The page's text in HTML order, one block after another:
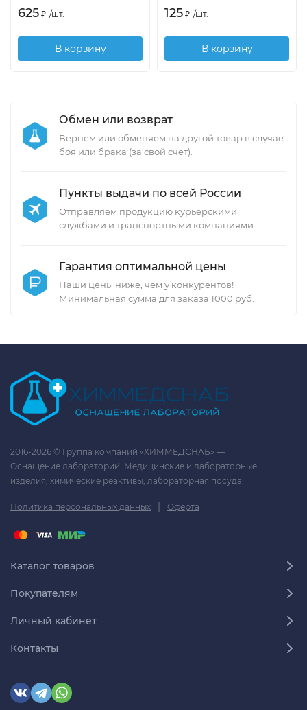
625 ₽ /шт.
В корзину
125 ₽ /шт.
В корзину
Обмен или возврат
Вернем или обменяем на другой товар в случае
боя или брака (за свой счет).
Пункты выдачи по всей России
Отправляем продукцию курьерскими
службами и транспортными компаниями.
Гарантия оптимальной цены
Наши цены ниже, чем у конкурентов!
Минимальная сумма для заказа 1000 руб.
2016-2026 © Группа компаний «ХИММЕДСНАБ» —
Оснащение лабораторий. Медицинские и лабораторные
изделия, химические реактивы, лабораторная посуда.
Политика персональных данных | Оферта
Каталог товаров
Покупателям
Личный кабинет
Контакты